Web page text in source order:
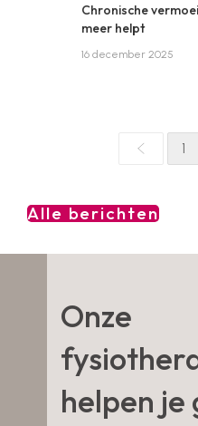
Chronische
meer helpt
16 december 2025
1
Alle berichten
Onze
helpen je